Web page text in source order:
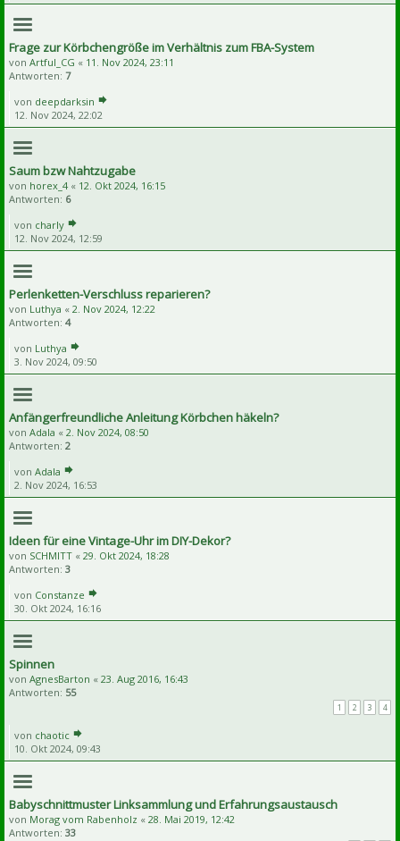
Frage zur Körbchengröße im Verhältnis zum FBA-System
von Artful_CG « 11. Nov 2024, 23:11
Antworten: 7
von deepdarksin
12. Nov 2024, 22:02
Saum bzw Nahtzugabe
von horex_4 « 12. Okt 2024, 16:15
Antworten: 6
von charly
12. Nov 2024, 12:59
Perlenketten-Verschluss reparieren?
von Luthya « 2. Nov 2024, 12:22
Antworten: 4
von Luthya
3. Nov 2024, 09:50
Anfängerfreundliche Anleitung Körbchen häkeln?
von Adala « 2. Nov 2024, 08:50
Antworten: 2
von Adala
2. Nov 2024, 16:53
Ideen für eine Vintage-Uhr im DIY-Dekor?
von SCHMITT « 29. Okt 2024, 18:28
Antworten: 3
von Constanze
30. Okt 2024, 16:16
Spinnen
von AgnesBarton « 23. Aug 2016, 16:43
Antworten: 55
1 2 3 4
von chaotic
10. Okt 2024, 09:43
Babyschnittmuster Linksammlung und Erfahrungsaustausch
von Morag vom Rabenholz « 28. Mai 2019, 12:42
Antworten: 33